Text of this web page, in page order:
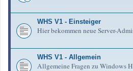
WHS V1 - Einsteiger
Hier bekommen neue Server-
WHS V1 - Allgemein
Allgemeine Fragen zu Windows